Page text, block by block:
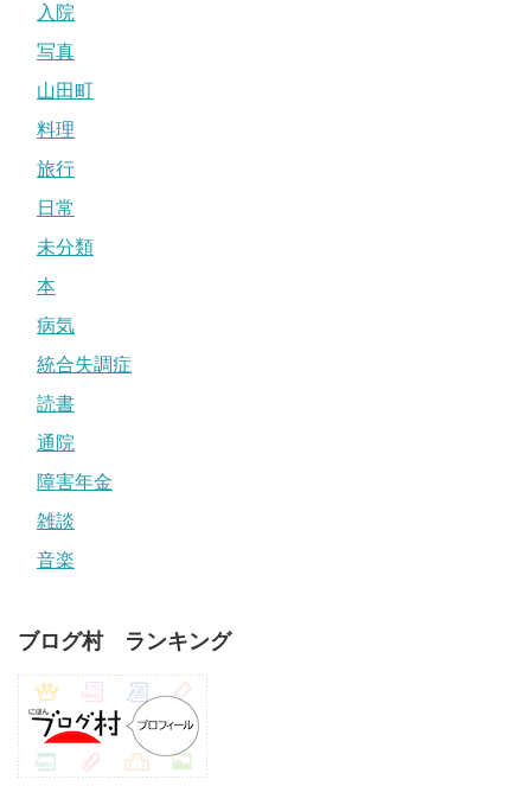
入院
写真
山田町
料理
旅行
日常
未分類
本
病気
統合失調症
読書
通院
障害年金
雑談
音楽
ブログ村 ランキング